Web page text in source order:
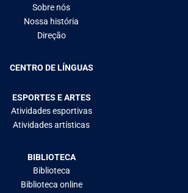
Sobre nós
Nossa história
Direção
CENTRO DE LÍNGUAS
ESPORTES E ARTES
Atividades esportivas
Atividades artísticas
BIBLIOTECA
Biblioteca
Biblioteca online